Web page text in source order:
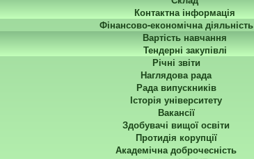
Контактна інформація
Фінансово-економічна діяльність
Вартість навчання
Тендерні закупівлі
Річні звіти
Наглядова рада
Рада випускників
Історія університету
Вакансії
Здобувачі вищої освіти
Протидія корупції
Академічна доброчесність